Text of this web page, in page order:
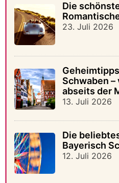
Die
23. Juli 2026
Schwaben
abseits der
13. Juli 2026
Die
Bayerisch
12. Juli 2026